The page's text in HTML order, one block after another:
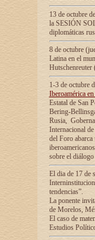
13 de octubre
la SESIÓN
diplomáticas
8 de octubre
Latina en el
1-3 de octubre
Iberoamérica
Estatal de San
Bering-
Rusia,
Internacional
del Foro
sobre el
El dia de 17 de
tendencias”.
La ponente
de Morelos,
El caso de
Estudios